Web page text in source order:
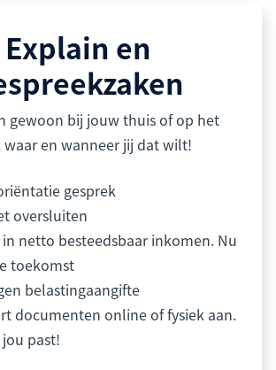
Explain en
gewoon bij jouw thuis of op het
waar en wanneer jij dat wilt!
gesprek
oversluiten
netto besteedsbaar inkomen. Nu
toekomst
belastingaangifte
documenten online of fysiek aan.
past!